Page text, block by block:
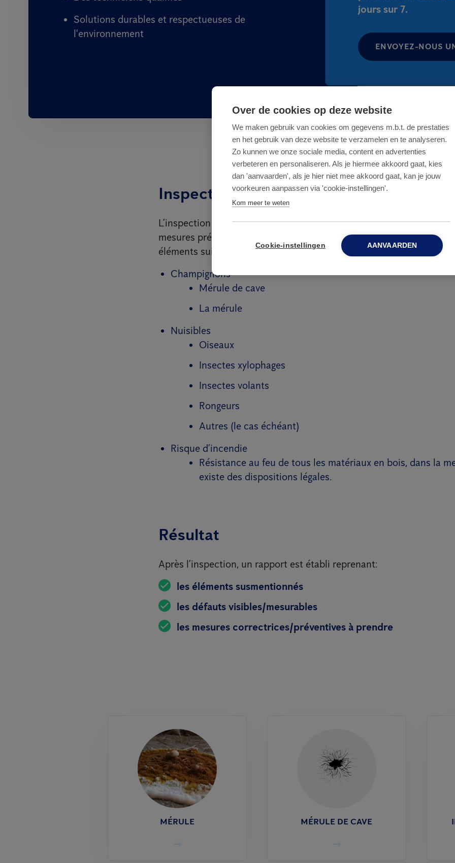
Solutions durables et respectueuses de
l'environnement
jours sur 7.
ENVOYEZ-NOUS
Inspection BVP
L’inspection a pour but de répertorier les risques mentionnés et de
mesures préventives ou curatives nécessaires, s’il y a lieu. Durant
éléments suivants sont évalués:
Champignons
Mérule de cave
La mérule
Nuisibles
Oiseaux
Insectes xylophages
Insectes volants
Rongeurs
Autres (le cas échéant)
Risque d’incendie
Résistance au feu de tous les matériaux en bois, dans la
existe des dispositions légales.
Résultat
Après l’inspection, un rapport est établi reprenant:
les éléments susmentionnés
les défauts visibles/mesurables
les mesures correctrices/préventives à prendre
MÉRULE MÉRULE DE CAVE
Over de cookies op deze website
We maken gebruik van cookies om gegevens m.b.t. de prestaties
en het gebruik van deze website te verzamelen en te analyseren.
Zo kunnen we onze sociale media, content en advertenties
verbeteren en personaliseren. Als je hiermee akkoord gaat, kies
dan 'aanvaarden', als je hier niet mee akkoord gaat, kan je jouw
voorkeuren aanpassen via 'cookie-instellingen'.
Kom meer te weten
Cookie-instellingen AANVAARDEN